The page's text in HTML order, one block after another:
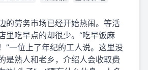
的劳务市场已经开始热闹。等活
里吃早点的却很少。“吃早饭麻
”一位上了年纪的工人说。这里没
是熟人和老乡，介绍人会收取费